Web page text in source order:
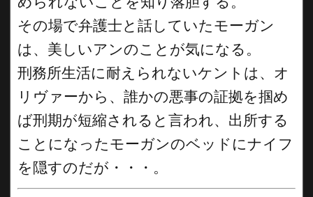
その場で弁護士と話していたモーガン
は、美しいアンのことが気になる。
刑務所生活に耐えられないケントは、オ
リヴァーから、誰かの悪事の証拠を掴め
ば刑期が短縮されると言われ、出所する
ことになったモーガンのベッドにナイフ
を隠すのだが・・・。